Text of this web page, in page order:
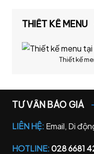
THIẾT KẾ MENU
Thiết kế
TƯ VẤN BÁO GIÁ
LIÊN HỆ: Email, Di
HOTLINE:028 6681